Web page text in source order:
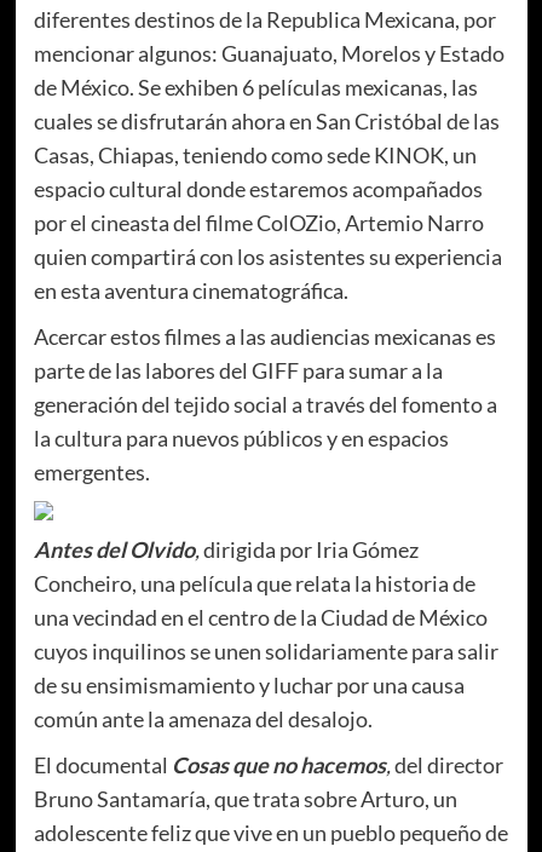
diferentes destinos de la Republica Mexicana, por
mencionar algunos: Guanajuato, Morelos y Estado
de México. Se exhiben 6 películas mexicanas, las
cuales se disfrutarán ahora en San Cristóbal de las
Casas, Chiapas, teniendo como sede KINOK, un
espacio cultural donde estaremos acompañados
por el cineasta del filme ColOZio, Artemio Narro
quien compartirá con los asistentes su experiencia
en esta aventura cinematográfica.
Acercar estos filmes a las audiencias mexicanas es
parte de las labores del GIFF para sumar a la
generación del tejido social a través del fomento a
la cultura para nuevos públicos y en espacios
emergentes.
Antes del Olvido,dirigida por Iria Gómez
Concheiro, una película que relata la historia de
una vecindad en el centro de la Ciudad de México
cuyos inquilinos se unen solidariamente para salir
de su ensimismamiento y luchar por una causa
común ante la amenaza del desalojo.
El documental Cosas que no hacemos,del director
Bruno Santamaría, que trata sobre Arturo, un
adolescente feliz que vive en un pueblo pequeño de